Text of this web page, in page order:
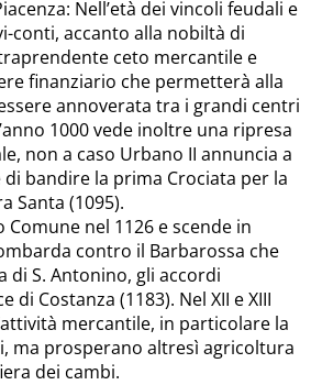
Nell’età dei vincoli feudali e
conti, accanto alla nobiltà di
ceto mercantile e
finanziario che permetterà alla
annoverata tra i grandi centri
1000 vede inoltre una ripresa
non a caso Urbano II annuncia a
di bandire la prima Crociata per la
Santa (1095).
nel 1126 e scende in
contro il Barbarossa che
di S. Antonino, gli accordi
di Costanza (1183). Nel XII e XIII
mercantile, in particolare la
ma prosperano altresì agricoltura
dei cambi.